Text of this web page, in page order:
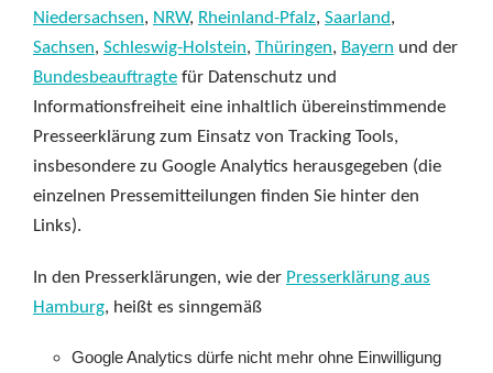
Niedersachsen, NRW, Rheinland-Pfalz, Saarland,
Sachsen, Schleswig-Holstein, Thüringen, Bayern und der
Bundesbeauftragte für Datenschutz und
Informationsfreiheit eine inhaltlich übereinstimmende
Presseerklärung zum Einsatz von Tracking Tools,
insbesondere zu Google Analytics herausgegeben (die
einzelnen Pressemitteilungen finden Sie hinter den
Links).
In den Presserklärungen, wie der Presserklärung aus
Hamburg, heißt es sinngemäß
Google Analytics dürfe nicht mehr ohne Einwilligung